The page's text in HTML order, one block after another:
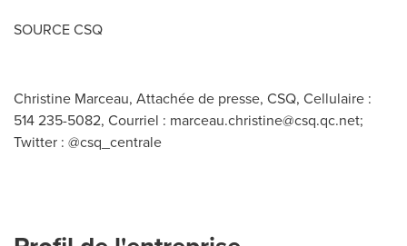
SOURCE CSQ
Christine Marceau, Attachée de presse, CSQ, Cellulaire :
514 235-5082, Courriel : marceau.christine@csq.qc.net;
Twitter : @csq_centrale